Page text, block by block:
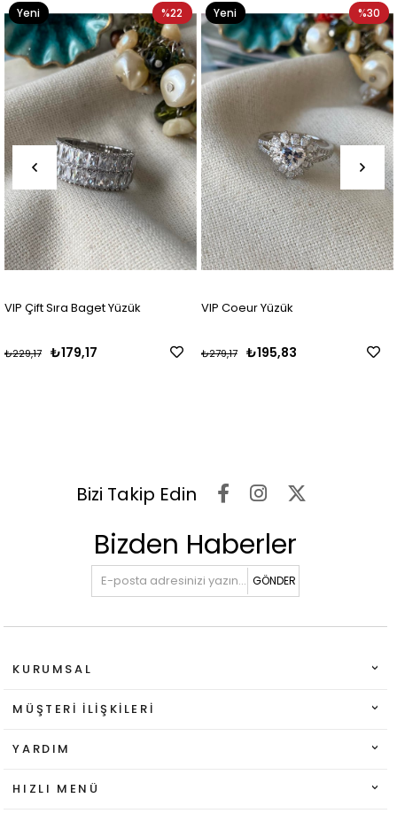
VIP Çift Sıra Baget Yüzük
₺179,17
₺229,17
%22
Yeni
Ürün
VIP Coeur Yüzük
₺195,83
₺279,17
%30
Yeni
Ürün
Bizi Takip Edin
Bizden Haberler
GÖNDER
KURUMSAL
MÜŞTERI İLIŞKILERI
YARDIM
HIZLI MENÜ